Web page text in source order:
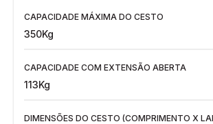
CAPACIDADE MÁXIMA DO CESTO
350Kg
CAPACIDADE COM EXTENSÃO ABERTA
113Kg
DIMENSÕES DO CESTO (COMPRIMENTO X